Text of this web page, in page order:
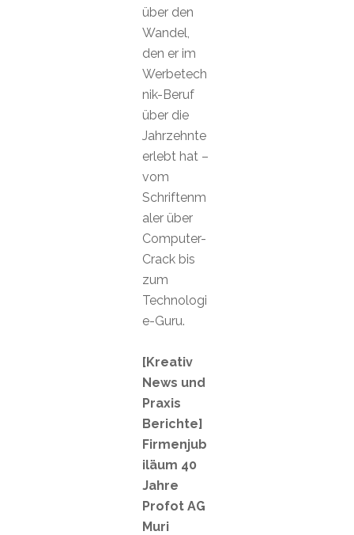
über den
Wandel,
den er im
Werbetech
nik-Beruf
über die
Jahrzehnte
erlebt hat –
vom
Schriftenm
aler über
Computer-
Crack bis
zum
Technologi
e-Guru.
[Kreativ
News und
Praxis
Berichte]
Firmenjub
iläum 40
Jahre
Profot AG
Muri